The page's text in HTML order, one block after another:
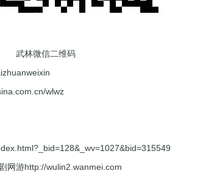
武林微信二维码
wlwz
网游http://wulin2.wanmei.com